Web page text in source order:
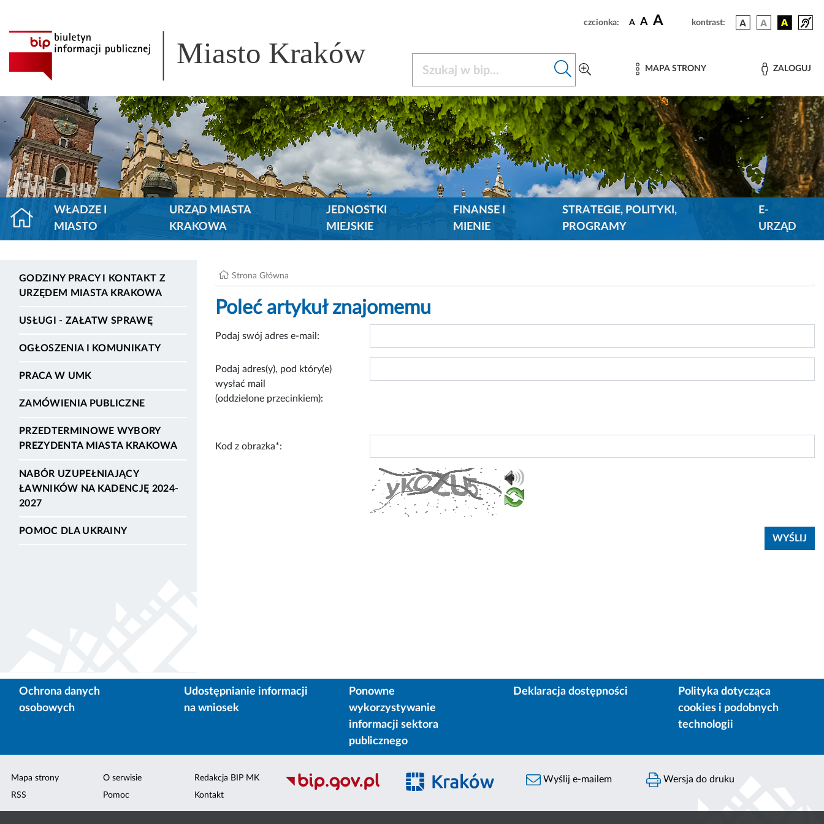
czcionka: A A A kontrast:
Miasto Kraków MAPA STRONY ZALOGUJ
WŁADZE I
MIASTO
URZĄD MIASTA
KRAKOWA
JEDNOSTKI
MIEJSKIE
FINANSE I
MIENIE
STRATEGIE, POLITYKI,
PROGRAMY
E-
URZĄD
GODZINY PRACY I KONTAKT Z
URZĘDEM MIASTA KRAKOWA
USŁUGI - ZAŁATW SPRAWĘ
OGŁOSZENIA I KOMUNIKATY
PRACA W UMK
ZAMÓWIENIA PUBLICZNE
PRZEDTERMINOWE WYBORY
PREZYDENTA MIASTA KRAKOWA
NABÓR UZUPEŁNIAJĄCY
ŁAWNIKÓW NA KADENCJĘ 2024-
2027
POMOC DLA UKRAINY
Strona Główna
Poleć artykuł znajomemu
Podaj swój adres e-mail:
Podaj adres(y), pod który(e)
wysłać mail
(oddzielone przecinkiem):
Kod z obrazka*:
Ochrona danych
osobowych
Udostępnianie informacji
na wniosek
Ponowne
wykorzystywanie
informacji sektora
publicznego
Deklaracja dostępności
Polityka dotycząca
cookies i podobnych
technologii
Mapa strony
RSS
O serwisie
Pomoc
Redakcja BIP MK
Kontakt
Wyślij e-mailem Wersja do druku